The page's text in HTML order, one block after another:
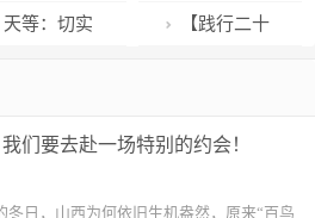
自己以前的 生活→
学年第一 中国式现代化
可感的现实图
西1起典型
八项规定的
天等县第十六
天等：切实
进经济发展
【践行二十
展“星期四民情
们要去赴一场特别的约会！
冬日，山西为何依旧生机盎然，原来“百鸟